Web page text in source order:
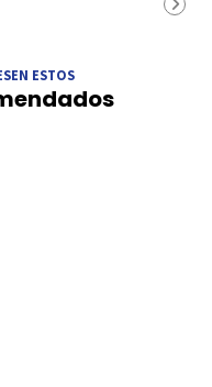
ESTOS